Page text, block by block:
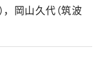
，岡山久代（筑波